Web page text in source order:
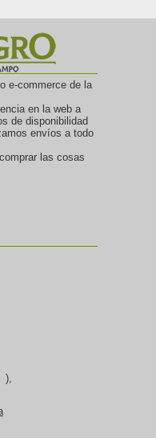
e-commerce de la
en la web a
de disponibilidad
envíos a todo
las cosas
),